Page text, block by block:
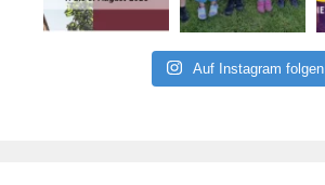
Auf Instagram folgen